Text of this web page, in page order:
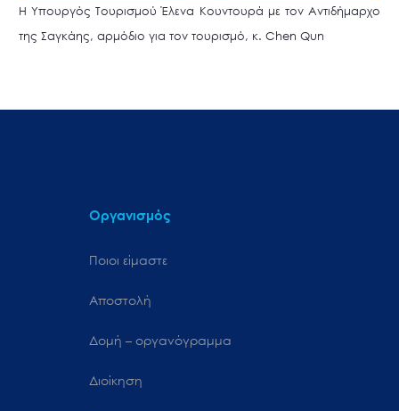
Η Υπουργός Τουρισμού Έλενα Κουντουρά με τον Αντιδήμαρχο
της Σαγκάης, αρμόδιο για τον τουρισμό, κ. Chen Qun
Οργανισμός
Ποιοι είμαστε
Αποστολή
Δομή – οργανόγραμμα
Διοίκηση